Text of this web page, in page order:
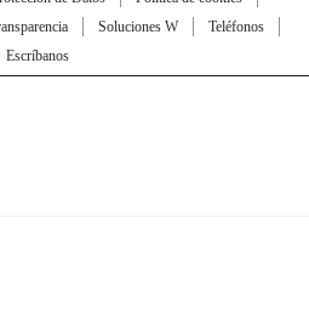
Soluciones W
Teléfonos
Escríbanos